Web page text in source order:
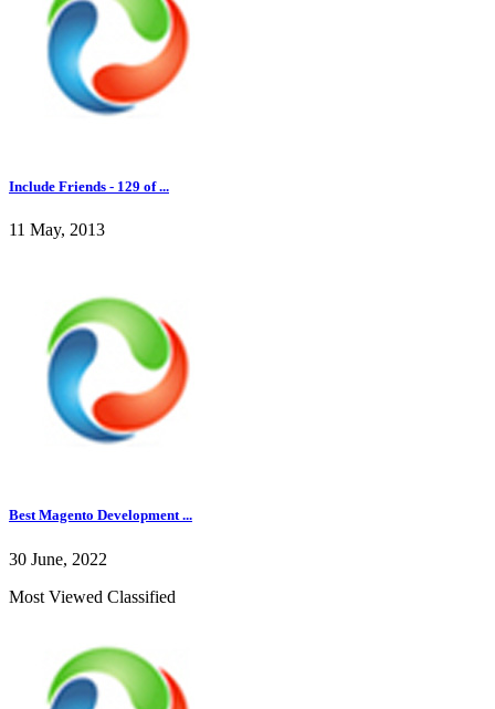
Include Friends - 129 of ...
11 May, 2013
Best Magento Development ...
30 June, 2022
Most Viewed Classified